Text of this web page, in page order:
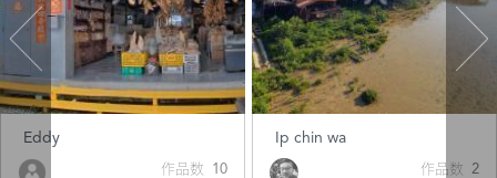
Eddy
作品数 10
Ip chin wa
作品数 2